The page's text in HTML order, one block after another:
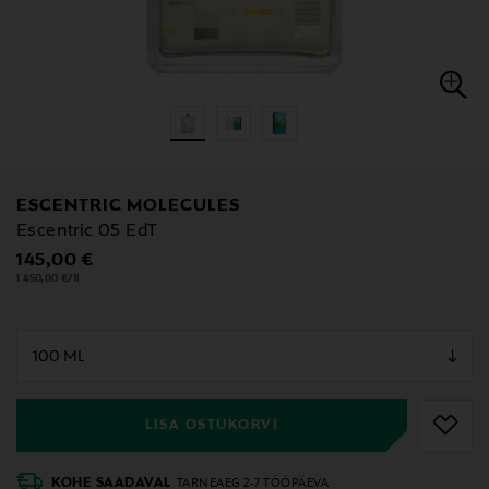
ESCENTRIC MOLECULES
Escentric 05 EdT
Original Price
145,00 €
1 450,00 €/1l
LISA OSTUKORVI
KOHE SAADAVAL TARNEAEG 2-7 TÖÖPÄEVA